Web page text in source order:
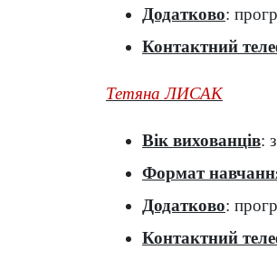
Додатково:
Контактний
Тетяна ЛИСАК
Вік вихованців:
Формат
Додатково:
Контактний